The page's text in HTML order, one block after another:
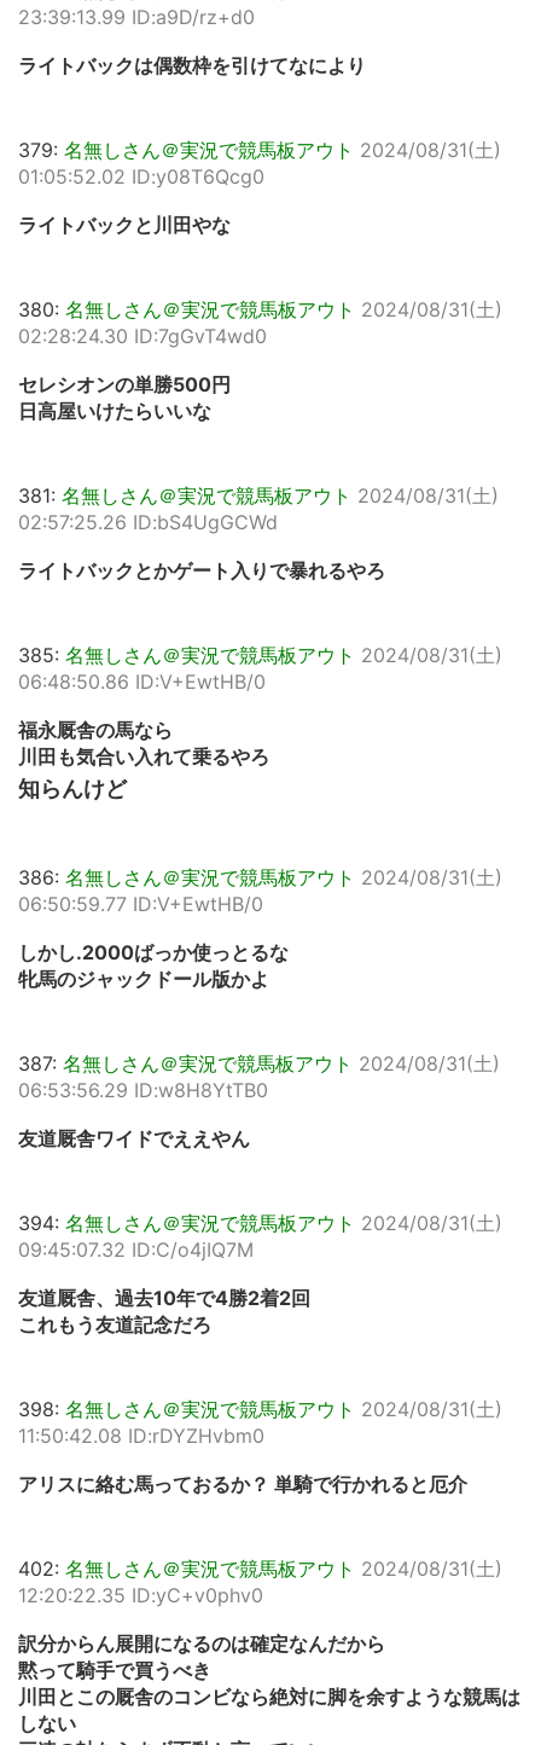
23:39:13.99 ID:a9D/rz+d0
ライトバックは偶数枠を引けてなにより
379: 名無しさん＠実況で競馬板アウト 2024/08/31(土)
01:05:52.02 ID:y08T6Qcg0
ライトバックと川田やな
380: 名無しさん＠実況で競馬板アウト 2024/08/31(土)
02:28:24.30 ID:7gGvT4wd0
セレシオンの単勝500円
日高屋いけたらいいな
381: 名無しさん＠実況で競馬板アウト 2024/08/31(土)
02:57:25.26 ID:bS4UgGCWd
ライトバックとかゲート入りで暴れるやろ
385: 名無しさん＠実況で競馬板アウト 2024/08/31(土)
06:48:50.86 ID:V+EwtHB/0
福永厩舎の馬なら
川田も気合い入れて乗るやろ
知らんけど
386: 名無しさん＠実況で競馬板アウト 2024/08/31(土)
06:50:59.77 ID:V+EwtHB/0
しかし.2000ばっか使っとるな
牝馬のジャックドール版かよ
387: 名無しさん＠実況で競馬板アウト 2024/08/31(土)
06:53:56.29 ID:w8H8YtTB0
友道厩舎ワイドでええやん
394: 名無しさん＠実況で競馬板アウト 2024/08/31(土)
09:45:07.32 ID:C/o4jIQ7M
友道厩舎、過去10年で4勝2着2回
これもう友道記念だろ
398: 名無しさん＠実況で競馬板アウト 2024/08/31(土)
11:50:42.08 ID:rDYZHvbm0
アリスに絡む馬っておるか？ 単騎で行かれると厄介
402: 名無しさん＠実況で競馬板アウト 2024/08/31(土)
12:20:22.35 ID:yC+v0phv0
訳分からん展開になるのは確定なんだから
黙って騎手で買うべき
川田とこの厩舎のコンビなら絶対に脚を余すような競馬は
しない